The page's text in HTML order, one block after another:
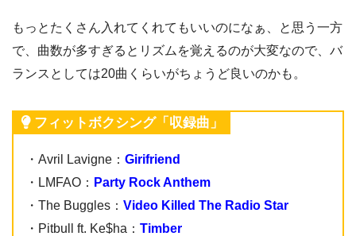
もっとたくさん入れてくれてもいいのになぁ、と思う一方
で、曲数が多すぎるとリズムを覚えるのが大変なので、バ
ランスとしては20曲くらいがちょうど良いのかも。
フィットボクシング「収録曲」
・Avril Lavigne： Girifriend
・LMFAO： Party Rock Anthem
・The Buggles： Video Killed The Radio Star
・Pitbull ft. Ke$ha： Timber